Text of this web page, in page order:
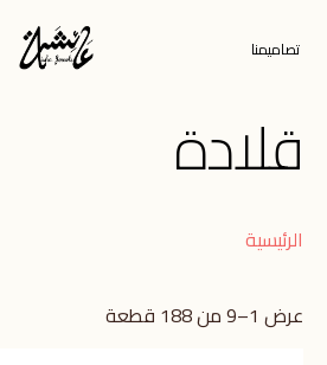
تصاميمنا
قلادة
الرئيسية
عرض 1–9 من 188 قطعة